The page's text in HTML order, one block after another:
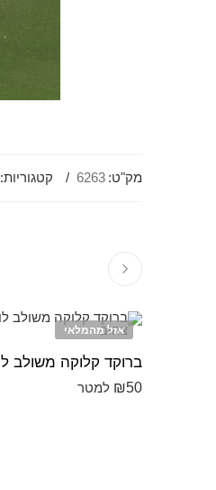
מק"ט: 6263 קטגוריות:
אזל מהמלאי
₪50 למטר